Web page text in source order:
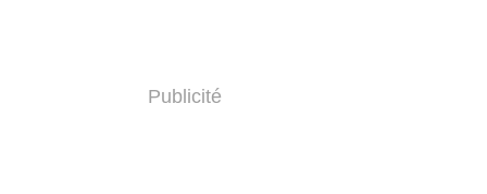
Publicité